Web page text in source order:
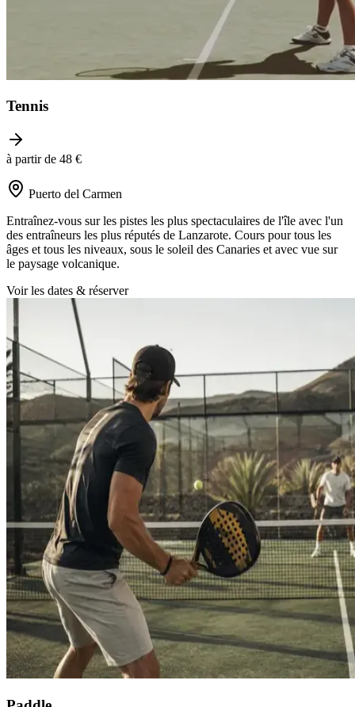
Tennis
à partir de 48 €
Puerto del Carmen
Entraînez-vous sur les pistes les plus spectaculaires de l'île avec l'un
des entraîneurs les plus réputés de Lanzarote. Cours pour tous les
âges et tous les niveaux, sous le soleil des Canaries et avec vue sur
le paysage volcanique.
Voir les dates & réserver